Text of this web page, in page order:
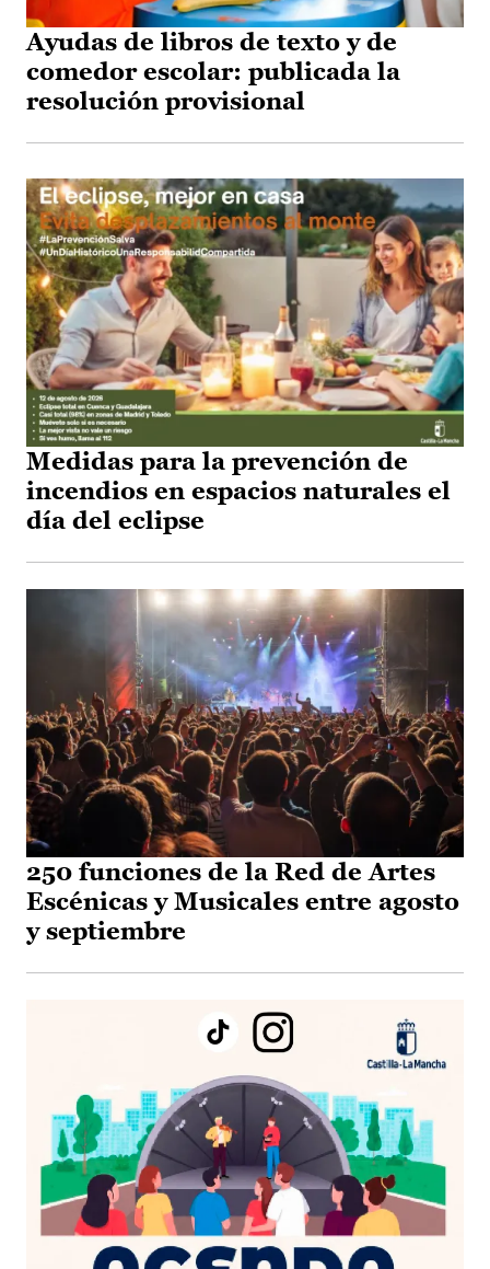
Ayudas de libros de texto y de
comedor escolar: publicada la
resolución provisional
Medidas para la prevención de
incendios en espacios naturales el
día del eclipse
250 funciones de la Red de Artes
Escénicas y Musicales entre agosto
y septiembre